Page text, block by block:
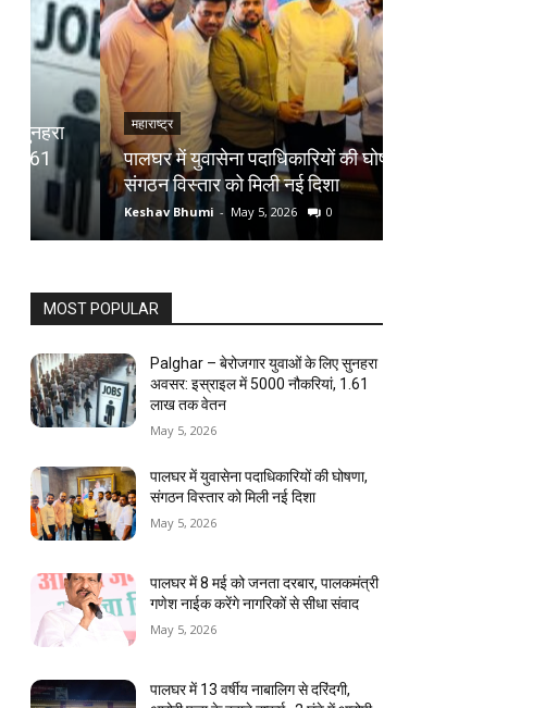
महाराष्ट्र
पालघर में युवासेना पदाधिकारियों की घोषणा,
संगठन विस्तार को मिली नई दिशा
Keshav Bhumi - May 5, 2026 0
MOST POPULAR
Palghar – बेरोजगार युवाओं के लिए सुनहरा
अवसर: इस्राइल में 5000 नौकरियां, ₹1.61
लाख तक वेतन
May 5, 2026
पालघर में युवासेना पदाधिकारियों की घोषणा,
संगठन विस्तार को मिली नई दिशा
May 5, 2026
पालघर में 8 मई को जनता दरबार, पालकमंत्री
गणेश नाईक करेंगे नागरिकों से सीधा संवाद
May 5, 2026
पालघर में 13 वर्षीय नाबालिग से दरिंदगी,